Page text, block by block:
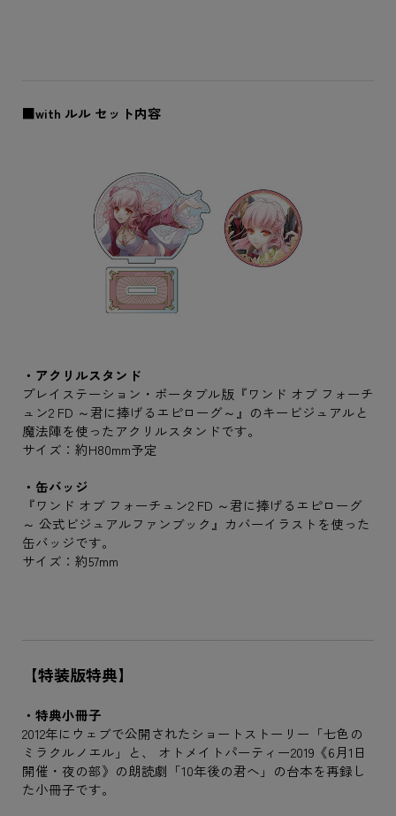
■with ルル セット内容
・アクリルスタンド
プレイステーション・ポータブル版『ワンド オブ フォーチ
ュン2 FD ～君に捧げるエピローグ～』のキービジュアルと
魔法陣を使ったアクリルスタンドです。
サイズ：約H80mm予定
・缶バッジ
『ワンド オブ フォーチュン2 FD ～君に捧げるエピローグ
～ 公式ビジュアルファンブック』カバーイラストを使った
缶バッジです。
サイズ：約57mm
【特装版特典】
・特典小冊子
2012年にウェブで公開されたショートストーリー「七色の
ミラクルノエル」と、 オトメイトパーティー2019《6月1日
開催・夜の部》の朗読劇「10年後の君へ」の台本を再録し
た小冊子です。